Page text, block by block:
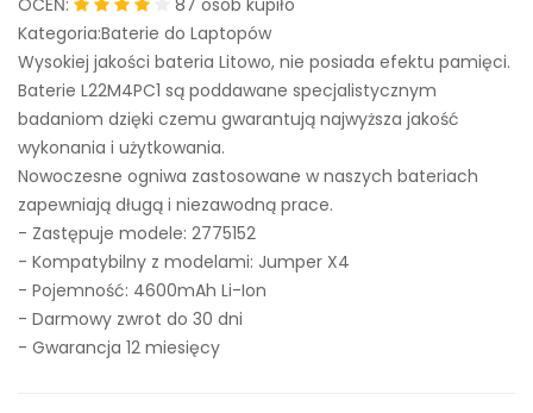
OCEŃ:
87 osób kupiło
Kategoria:Baterie do Laptopów
Wysokiej jakości bateria Litowo, nie posiada efektu pamięci.
Baterie L22M4PC1 są poddawane specjalistycznym
badaniom dzięki czemu gwarantują najwyższa jakość
wykonania i użytkowania.
Nowoczesne ogniwa zastosowane w naszych bateriach
zapewniają długą i niezawodną prace.
- Zastępuje modele: 2775152
- Kompatybilny z modelami: Jumper X4
- Pojemność: 4600mAh Li-Ion
- Darmowy zwrot do 30 dni
- Gwarancja 12 miesięcy